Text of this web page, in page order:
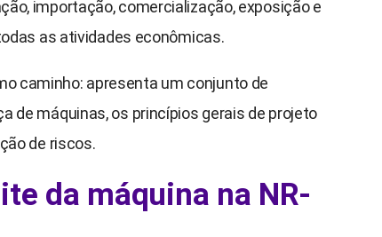
importação, comercialização, exposição e
as atividades econômicas.
caminho: apresenta um conjunto de
de máquinas, os princípios gerais de projeto
de riscos.
da máquina na NR-